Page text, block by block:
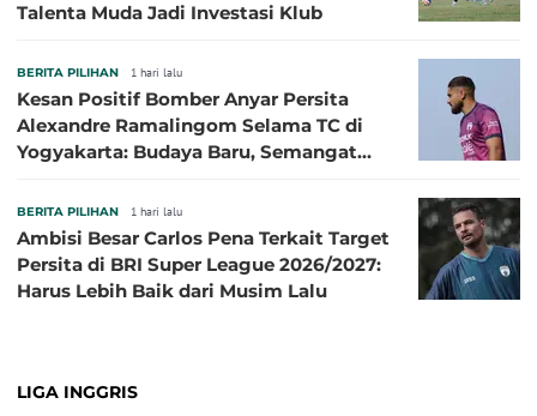
Talenta Muda Jadi Investasi Klub
BERITA PILIHAN 1 hari lalu
Kesan Positif Bomber Anyar Persita
Alexandre Ramalingom Selama TC di
Yogyakarta: Budaya Baru, Semangat
BERITA PILIHAN 1 hari lalu
Ambisi Besar Carlos Pena Terkait Target
Persita di BRI Super League 2026/2027:
Harus Lebih Baik dari Musim Lalu
LIGA INGGRIS